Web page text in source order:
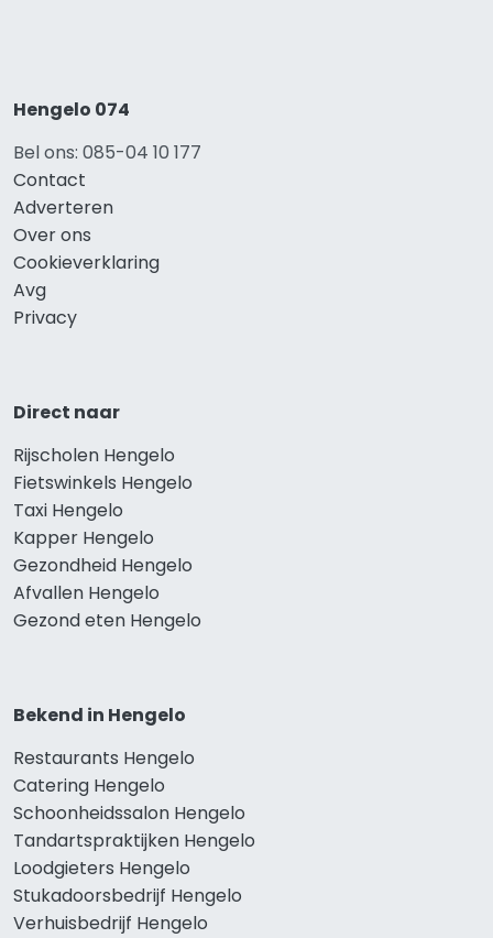
Hengelo 074
Bel ons: 085-04 10 177
Contact
Adverteren
Over ons
Cookieverklaring
Avg
Privacy
Direct naar
Rijscholen Hengelo
Fietswinkels Hengelo
Taxi Hengelo
Kapper Hengelo
Gezondheid Hengelo
Afvallen Hengelo
Gezond eten Hengelo
Bekend in Hengelo
Restaurants Hengelo
Catering Hengelo
Schoonheidssalon Hengelo
Tandartspraktijken Hengelo
Loodgieters Hengelo
Stukadoorsbedrijf Hengelo
Verhuisbedrijf Hengelo